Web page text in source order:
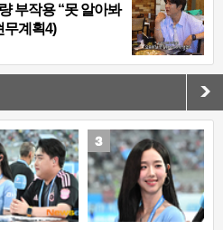
부작용 “못 알아봐
무계획4)